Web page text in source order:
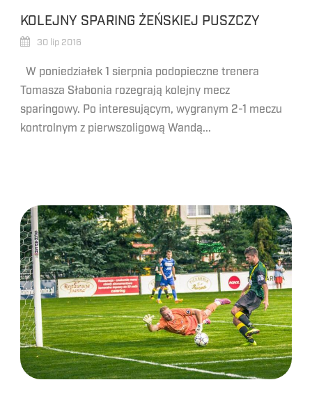
KOLEJNY SPARING ŻEŃSKIEJ PUSZCZY
30 lip 2016
W poniedziałek 1 sierpnia podopieczne trenera
Tomasza Słabonia rozegrają kolejny mecz
sparingowy. Po interesującym, wygranym 2-1 meczu
kontrolnym z pierwszoligową Wandą...